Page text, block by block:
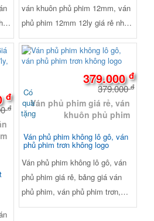
ván khuôn phủ phim 12mm, ván
phủ phim 12mm 12ly giá rẻ nhất
thị trường. Kích thước Dài
1220mm x Rộng 2440mm. Ruột
gỗ AA: Keo, cao su, bạch đàn...
Lực ép: 155 tấn/m3, Keo chống
thấm nước WBP, Melamin và
Phenol. Xử lý 4 cạnh : Sơn keo
Dynea màu đen nhập khẩu Hàn
đ
đ
-0%
Có
quà
tặng
379.000đ
379.000đ
Ván phủ phim giá rẻ, ván
khuôn phủ phim
Ván phủ phim không lô gô, ván
phủ phim trơn không logo
Ván phủ phim không lô gô, ván
phủ phim giá rẻ, bảng giá ván
phủ phim, ván phủ phim trơn,
ván phủ phim tốt nhất, giá ván